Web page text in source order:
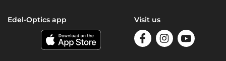
Edel-Optics app Visit us